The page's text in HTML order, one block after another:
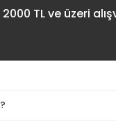
2000 TL ve üzeri